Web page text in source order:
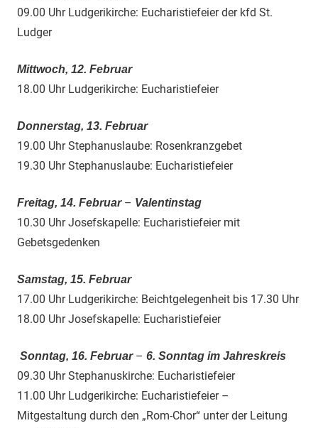
09.00 Uhr Ludgerikirche: Eucharistiefeier der kfd St.
Ludger
Mittwoch, 12. Februar
18.00 Uhr Ludgerikirche: Eucharistiefeier
Donnerstag, 13. Februar
19.00 Uhr Stephanuslaube: Rosenkranzgebet
19.30 Uhr Stephanuslaube: Eucharistiefeier
Freitag, 14. Februar– Valentinstag
10.30 Uhr Josefskapelle: Eucharistiefeier mit
Gebetsgedenken
Samstag, 15. Februar
17.00 Uhr Ludgerikirche: Beichtgelegenheit bis 17.30 Uhr
18.00 Uhr Josefskapelle: Eucharistiefeier
Sonntag, 16. Februar– 6. Sonntag im Jahreskreis
09.30 Uhr Stephanuskirche: Eucharistiefeier
11.00 Uhr Ludgerikirche: Eucharistiefeier –
Mitgestaltung durch den „Rom-Chor“ unter der Leitung